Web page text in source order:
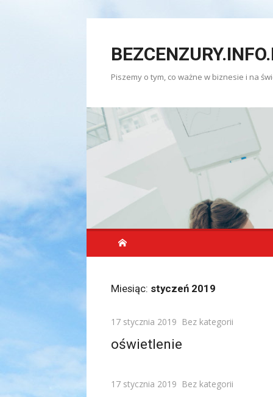
Piszemy o tym, co ważne w biznesie i na
Miesiąc: styczeń 2019
Posted
17 stycznia 2019 Bez kategorii
oświetlenie
Posted
17 stycznia 2019 Bez kategorii